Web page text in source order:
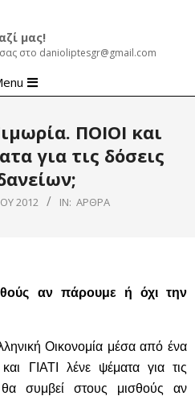
μας!
σας στο danioliptesgr@gmail.com
ΠΟΙΟΙ και
για τις δόσεις
2012 IN: ΆΡΘΡΑ
αν πάρουμε ή όχι την
Οικονομία μέσα από ένα
ΓΙΑΤΙ λένε ψέματα για τις
συμβεί στους μισθούς αν